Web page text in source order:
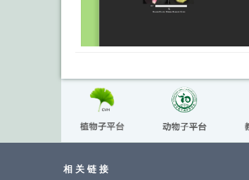
相 关 链 接